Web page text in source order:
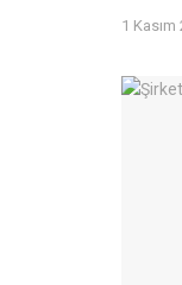
1 Kasım